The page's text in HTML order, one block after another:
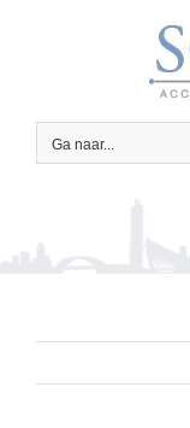
Ga naar...